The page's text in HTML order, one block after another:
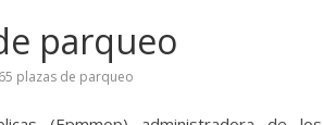
parqueo
plazas de parqueo